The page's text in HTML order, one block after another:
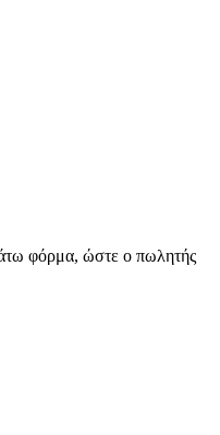
φόρμα, ώστε ο πωλητής